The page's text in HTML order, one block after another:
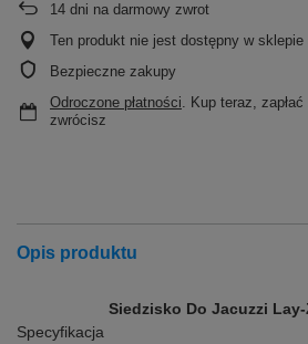
14 dni na darmowy zwrot
Ten produkt nie jest dostępny w sklepie
Bezpieczne zakupy
Odroczone płatności. Kup teraz,
zwrócisz
Opis produktu
Siedzisko Do Jacuzzi Lay-
Specyfikacja